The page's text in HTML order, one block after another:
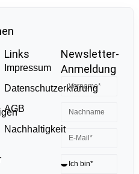
Links
Impressum
Datenschutzerklärung
AGB
Nachhaltigkeit
Newsletter-
Anmeldung